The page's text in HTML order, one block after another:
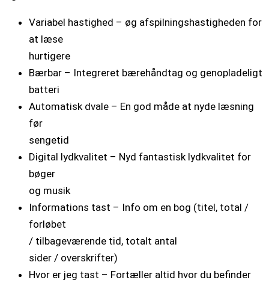
Variabel hastighed – øg afspilningshastigheden for
at læse
hurtigere
Bærbar – Integreret bærehåndtag og genopladeligt
batteri
Automatisk dvale – En god måde at nyde læsning
før
sengetid
Digital lydkvalitet – Nyd fantastisk lydkvalitet for
bøger
og musik
Informations tast – Info om en bog (titel, total /
forløbet
/ tilbageværende tid, totalt antal
sider / overskrifter)
Hvor er jeg tast – Fortæller altid hvor du befinder